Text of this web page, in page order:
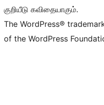
குறியீடு கவிதையாகும்.
The WordPress®
of the WordPress